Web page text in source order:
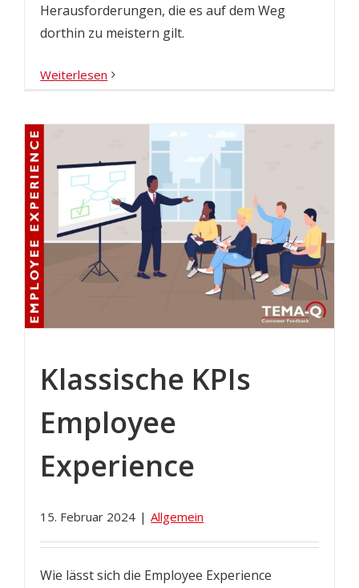
Herausforderungen, die es auf dem Weg
dorthin zu meistern gilt.
Weiterlesen
Klassische KPIs
Employee
Experience
15. Februar 2024 | Allgemein
Wie lässt sich die Employee Experience